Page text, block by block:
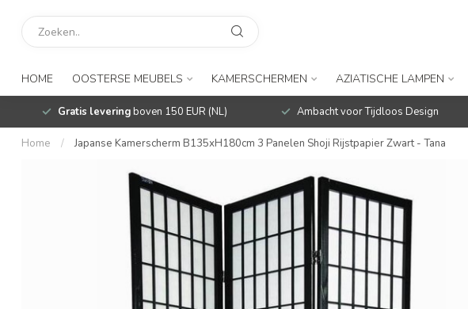
HOME OOSTERSE MEUBELS KAMERSCHERMEN AZIATISCHE LAMPEN
Gratis leveringboven 150 EUR (NL) Ambacht voor Tijdloos Design
Home / Japanse Kamerscherm B135xH180cm 3 Panelen Shoji Rijstpapier Zwart - Tana